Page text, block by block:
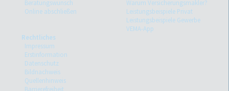
Beratungswunsch
Online abschließen
Warum Versicherungsmakler?
Leistungsbeispiele Privat
Leistungsbeispiele Gewerbe
VEMA-App
Rechtliches
Impressum
Erstinformation
Datenschutz
Bildnachweis
Quellenhinweis
Barrierefreiheit